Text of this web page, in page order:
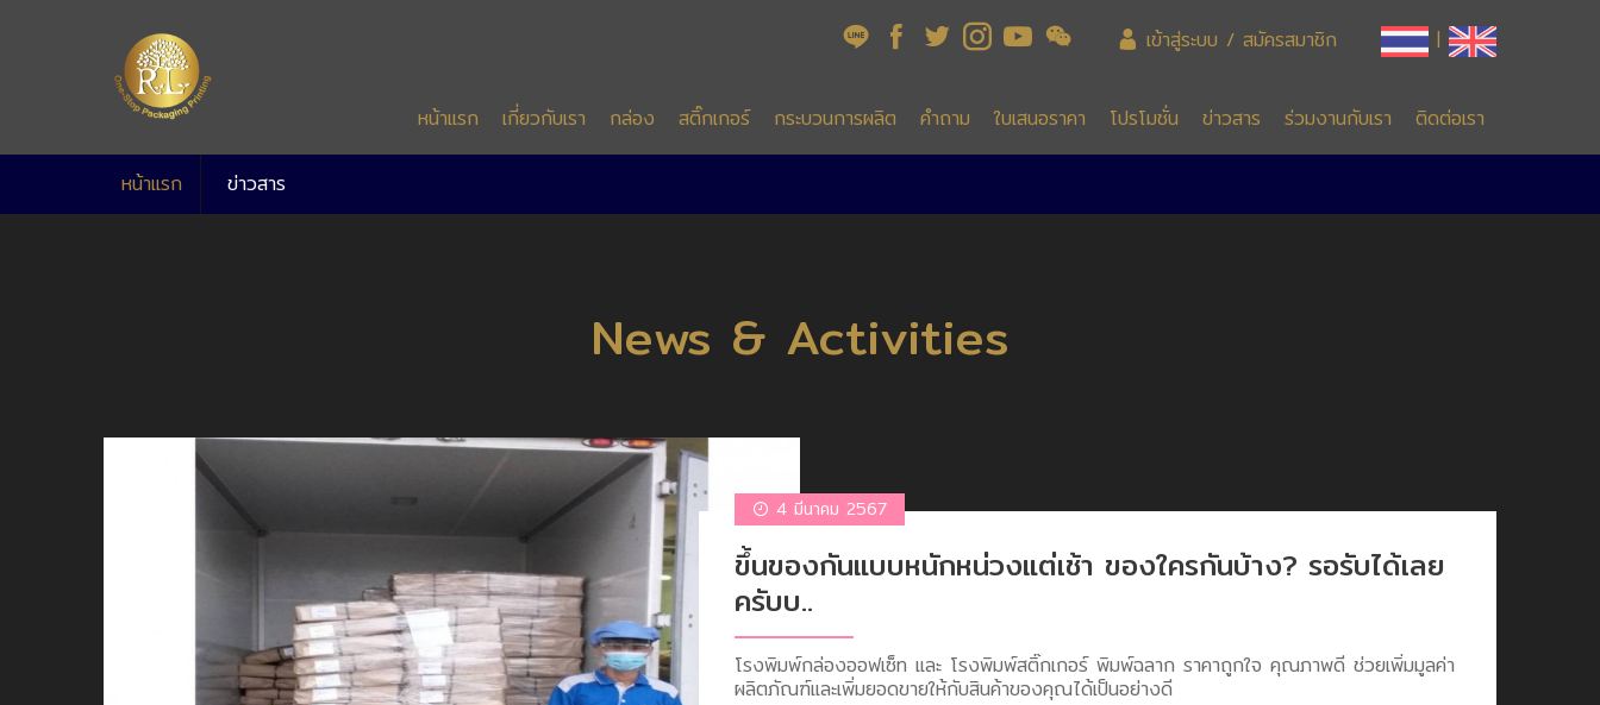
เข้าสู่ระบบ / สมัครสมาชิก |
หน้าแรก เกี่ยวกับเรา กล่อง สติ๊กเกอร์ กระบวนการผลิต คำถาม ใบเสนอราคา โปรโมชั่น ข่าวสาร ร่วมงานกับเรา ติดต่อเรา
หน้าแรก ข่าวสาร
News & Activities
4 มีนาคม 2567
ขึ้นของกันแบบหนักหน่วงแต่เช้า ของใครกันบ้าง? รอรับได้เลย
ครับบ..
โรงพิมพ์กล่องออฟเซ็ท และ โรงพิมพ์สติ๊กเกอร์ พิมพ์ฉลาก ราคาถูกใจ คุณภาพดี ช่วยเพิ่มมูลค่า
ผลิตภัณฑ์และเพิ่มยอดขายให้กับสินค้าของคุณได้เป็นอย่างดี